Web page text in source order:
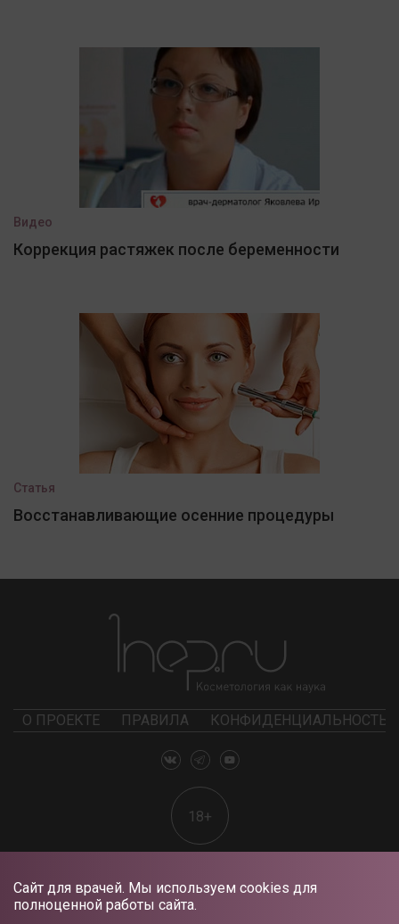
Сайт для врачей. Мы используем cookies для
полноценной работы сайта.
Видео
Коррекция растяжек после беременности
Статья
Восстанавливающие осенние процедуры
О ПРОЕКТЕ ПРАВИЛА КОНФИДЕНЦИАЛЬНОСТЬ
18+